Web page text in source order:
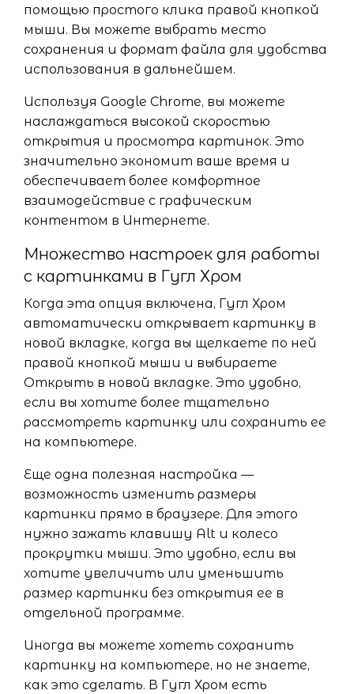
помощью простого клика правой кнопкой
мыши. Вы можете выбрать место
сохранения и формат файла для удобства
использования в дальнейшем.
Используя Google Chrome, вы можете
наслаждаться высокой скоростью
открытия и просмотра картинок. Это
значительно экономит ваше время и
обеспечивает более комфортное
взаимодействие с графическим
контентом в Интернете.
Множество настроек для работы
с картинками в Гугл Хром
Когда эта опция включена, Гугл Хром
автоматически открывает картинку в
новой вкладке, когда вы щелкаете по ней
правой кнопкой мыши и выбираете
Открыть в новой вкладке. Это удобно,
если вы хотите более тщательно
рассмотреть картинку или сохранить ее
на компьютере.
Еще одна полезная настройка —
возможность изменить размеры
картинки прямо в браузере. Для этого
нужно зажать клавишу Alt и колесо
прокрутки мыши. Это удобно, если вы
хотите увеличить или уменьшить
размер картинки без открытия ее в
отдельной программе.
Иногда вы можете хотеть сохранить
картинку на компьютере, но не знаете,
как это сделать. В Гугл Хром есть